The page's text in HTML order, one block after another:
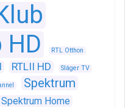
HD
RTL Otthon
RTLII HD Sláger TV
Spektrum
Spektrum Home